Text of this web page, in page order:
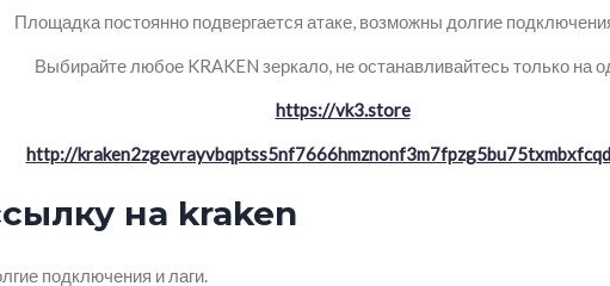
Площадка постоянно подвергается атаке, возможны долгие
Выбирайте любое KRAKEN зеркало, не останавливайтесь только на
https://vk3.store
http://
на kraken
подключения и лаги.